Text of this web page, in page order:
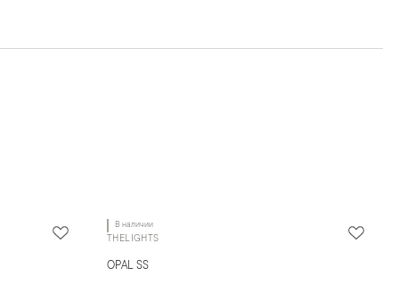
В наличии
THELIGHTS
OPAL SS